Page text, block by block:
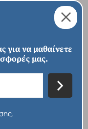
για να μαθαίνετε
μας.
ΑΣΙΑ